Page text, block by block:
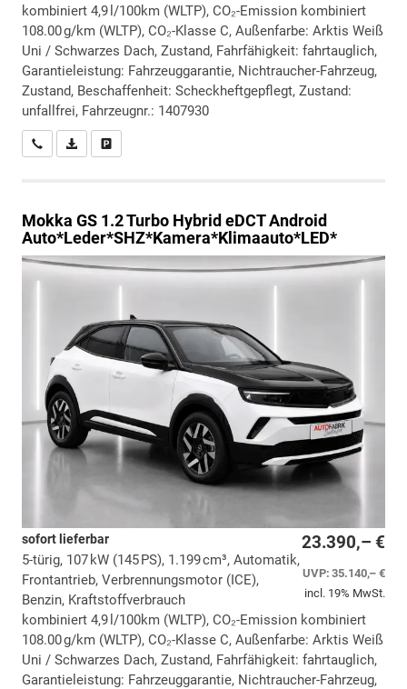
kombiniert 4,9 l/100km (WLTP), CO₂-Emission kombiniert
108.00 g/km (WLTP), CO₂-Klasse C, Außenfarbe: Arktis Weiß
Uni / Schwarzes Dach, Zustand, Fahrfähigkeit: fahrtauglich,
Garantieleistung: Fahrzeuggarantie, Nichtraucher-Fahrzeug,
Zustand, Beschaffenheit: Scheckheftgepflegt, Zustand:
unfallfrei, Fahrzeugnr.: 1407930
Wir rufen Sie anPDF-Datei, Fahrzeugexposé drucken
Mokka GS 1.2 Turbo Hybrid eDCT Android
Auto*Leder*SHZ*Kamera*Klimaauto*LED*
23.390,– €
UVP:35.140,– €
incl. 19% MwSt.
sofort lieferbar
5-türig, 107 kW (145 PS), 1.199 cm³, Automatik,
Frontantrieb, Verbrennungsmotor (ICE),
Benzin, Kraftstoffverbrauch
kombiniert 4,9 l/100km (WLTP), CO₂-Emission kombiniert
108.00 g/km (WLTP), CO₂-Klasse C, Außenfarbe: Arktis Weiß
Uni / Schwarzes Dach, Zustand, Fahrfähigkeit: fahrtauglich,
Garantieleistung: Fahrzeuggarantie, Nichtraucher-Fahrzeug,